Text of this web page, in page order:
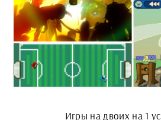
Игры на двоих на 1